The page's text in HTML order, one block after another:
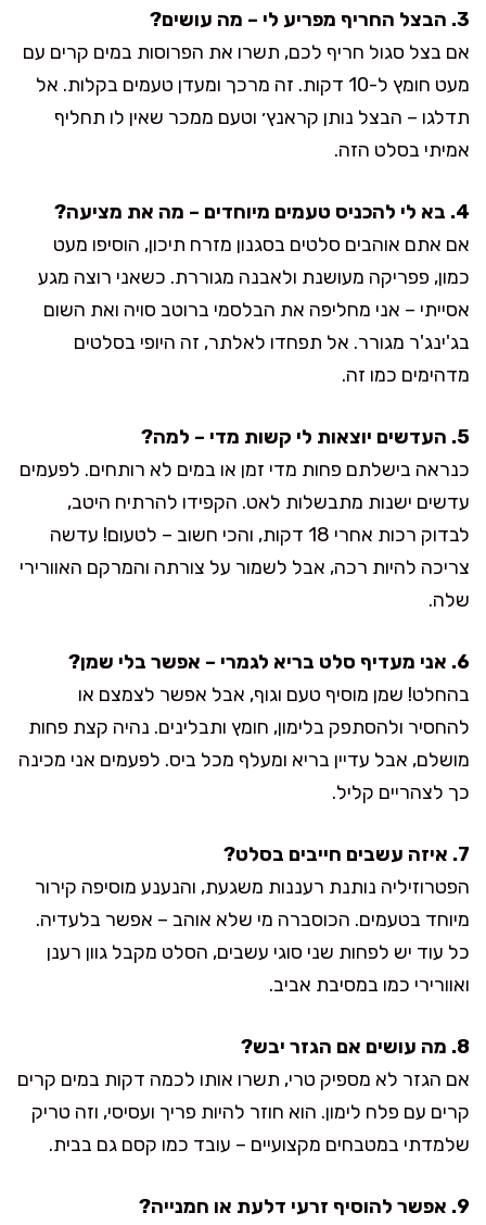
3. הבצל החריף מפריע לי – מה עושים?
אם בצל סגול חריף לכם, תשרו את הפרוסות במים קרים עם
מעט חומץ ל-10 דקות. זה מרכך ומעדן טעמים בקלות. אל
תדלגו – הבצל נותן קראנץ׳ וטעם ממכר שאין לו תחליף
אמיתי בסלט הזה.
4. בא לי להכניס טעמים מיוחדים – מה את מציעה?
אם אתם אוהבים סלטים בסגנון מזרח תיכון, הוסיפו מעט
כמון, פפריקה מעושנת ולאבנה מגוררת. כשאני רוצה מגע
אסייתי – אני מחליפה את הבלסמי ברוטב סויה ואת השום
בג'ינג'ר מגורר. אל תפחדו לאלתר, זה היופי בסלטים
מדהימים כמו זה.
5. העדשים יוצאות לי קשות מדי – למה?
כנראה בישלתם פחות מדי זמן או במים לא רותחים. לפעמים
עדשים ישנות מתבשלות לאט. הקפידו להרתיח היטב,
לבדוק רכות אחרי 18 דקות, והכי חשוב – לטעום! עדשה
צריכה להיות רכה, אבל לשמור על צורתה והמרקם האוורירי
שלה.
6. אני מעדיף סלט בריא לגמרי – אפשר בלי שמן?
בהחלט! שמן מוסיף טעם וגוף, אבל אפשר לצמצם או
להחסיר ולהסתפק בלימון, חומץ ותבלינים. נהיה קצת פחות
מושלם, אבל עדיין בריא ומעלף מכל ביס. לפעמים אני מכינה
כך לצהריים קליל.
7. איזה עשבים חייבים בסלט?
הפטרוזיליה נותנת רעננות משגעת, והנענע מוסיפה קירור
מיוחד בטעמים. הכוסברה מי שלא אוהב – אפשר בלעדיה.
כל עוד יש לפחות שני סוגי עשבים, הסלט מקבל גוון רענן
ואוורירי כמו במסיבת אביב.
8. מה עושים אם הגזר יבש?
אם הגזר לא מספיק טרי, תשרו אותו לכמה דקות במים קרים
קרים עם פלח לימון. הוא חוזר להיות פריך ועסיסי, וזה טריק
שלמדתי במטבחים מקצועיים – עובד כמו קסם גם בבית.
9. אפשר להוסיף זרעי דלעת או חמנייה?